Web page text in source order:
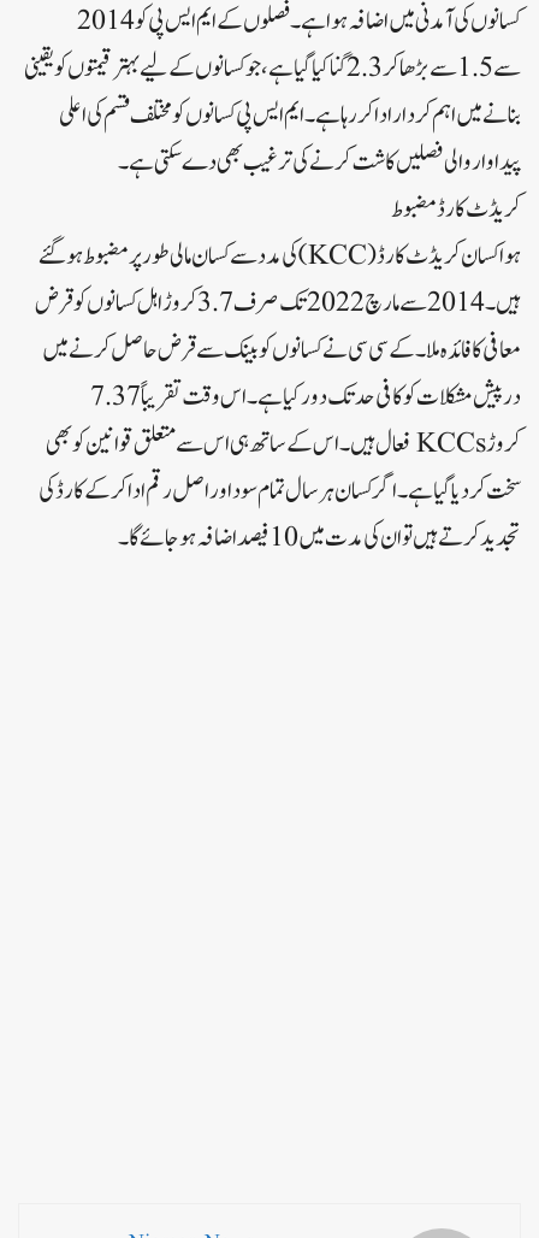
کسانوں کی آمدنی میں اضافہ ہوا ہے۔فصلوں کے ایم ایس پی کو 2014
سے 1.5 سے بڑھا کر 2.3 گنا کیا گیا ہے، جو کسانوں کے لیے بہتر قیمتوں کو یقینی
بنانے میں اہم کردار ادا کر رہا ہے۔ایم ایس پی کسانوں کو مختلف قسم کی اعلی
پیداوار والی فصلیں کاشت کرنے کی ترغیب بھی دے سکتی ہے۔
کریڈٹ کارڈ مضبوط
ہوا کسان کریڈٹ کارڈ (KCC) کی مدد سے کسان مالی طور پر مضبوط ہو گئے
ہیں۔2014 سے مارچ 2022 تک صرف 3.7 کروڑ اہل کسانوں کو قرض
معافی کا فائدہ ملا۔کے سی سی نے کسانوں کو بینک سے قرض حاصل کرنے میں
درپیش مشکلات کو کافی حد تک دور کیا ہے۔اس وقت تقریباً 7.37
کروڑ KCCs فعال ہیں۔اس کے ساتھ ہی اس سے متعلق قوانین کو بھی
سخت کر دیا گیا ہے۔اگر کسان ہر سال تمام سود اور اصل رقم ادا کر کے کارڈ کی
تجدید کرتے ہیں تو ان کی مدت میں 10 فیصد اضافہ ہو جائے گا۔